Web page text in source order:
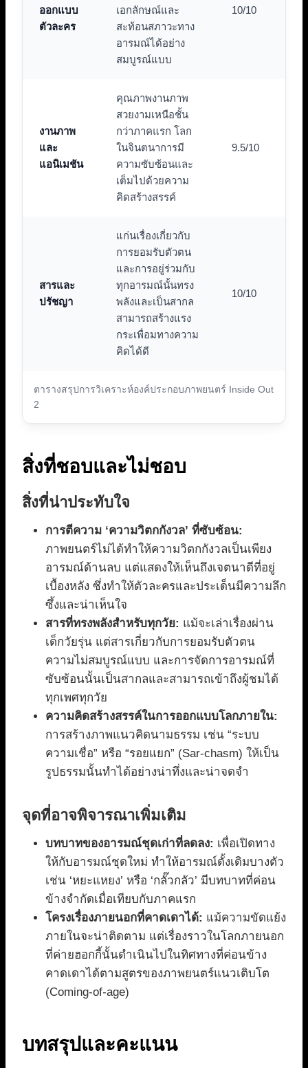
ตารางสรุปการวิเคราะห์องค์ประกอบภาพยนตร์ Inside Out
2
ออกแบบ
ตัวละคร
เอกลักษณ์และ
สะท้อนสภาวะทาง
อารมณ์ได้อย่าง
สมบูรณ์แบบ
10/10
งานภาพ
และ
แอนิเมชัน
คุณภาพงานภาพ
สวยงามเหนือชั้น
กว่าภาคแรก โลก
ในจินตนาการมี
ความซับซ้อนและ
เต็มไปด้วยความ
คิดสร้างสรรค์
9.5/10
สารและ
ปรัชญา
แก่นเรื่องเกี่ยวกับ
การยอมรับตัวตน
และการอยู่ร่วมกับ
ทุกอารมณ์นั้นทรง
พลังและเป็นสากล
สามารถสร้างแรง
กระเพื่อมทางความ
คิดได้ดี
10/10
สิ่งที่ชอบและไม่ชอบ
สิ่งที่น่าประทับใจ
การตีความ ‘ความวิตกกังวล’ ที่ซับซ้อน:
ภาพยนตร์ไม่ได้ทำให้ความวิตกกังวลเป็นเพียง
อารมณ์ด้านลบ แต่แสดงให้เห็นถึงเจตนาดีที่อยู่
เบื้องหลัง ซึ่งทำให้ตัวละครและประเด็นมีความลึก
ซึ้งและน่าเห็นใจ
สารที่ทรงพลังสำหรับทุกวัย: แม้จะเล่าเรื่องผ่าน
เด็กวัยรุ่น แต่สารเกี่ยวกับการยอมรับตัวตน
ความไม่สมบูรณ์แบบ และการจัดการอารมณ์ที่
ซับซ้อนนั้นเป็นสากลและสามารถเข้าถึงผู้ชมได้
ทุกเพศทุกวัย
ความคิดสร้างสรรค์ในการออกแบบโลกภายใน:
การสร้างภาพแนวคิดนามธรรม เช่น “ระบบ
ความเชื่อ” หรือ “รอยแยก” (Sar-chasm) ให้เป็น
รูปธรรมนั้นทำได้อย่างน่าทึ่งและน่าจดจำ
จุดที่อาจพิจารณาเพิ่มเติม
บทบาทของอารมณ์ชุดเก่าที่ลดลง: เพื่อเปิดทาง
ให้กับอารมณ์ชุดใหม่ ทำให้อารมณ์ดั้งเดิมบางตัว
เช่น ‘หยะแหยง’ หรือ ‘กลั๊วกลัว’ มีบทบาทที่ค่อน
ข้างจำกัดเมื่อเทียบกับภาคแรก
โครงเรื่องภายนอกที่คาดเดาได้: แม้ความขัดแย้ง
ภายในจะน่าติดตาม แต่เรื่องราวในโลกภายนอก
ที่ค่ายฮอกกี้นั้นดำเนินไปในทิศทางที่ค่อนข้าง
คาดเดาได้ตามสูตรของภาพยนตร์แนวเติบโต
(Coming-of-age)
บทสรุปและคะแนน